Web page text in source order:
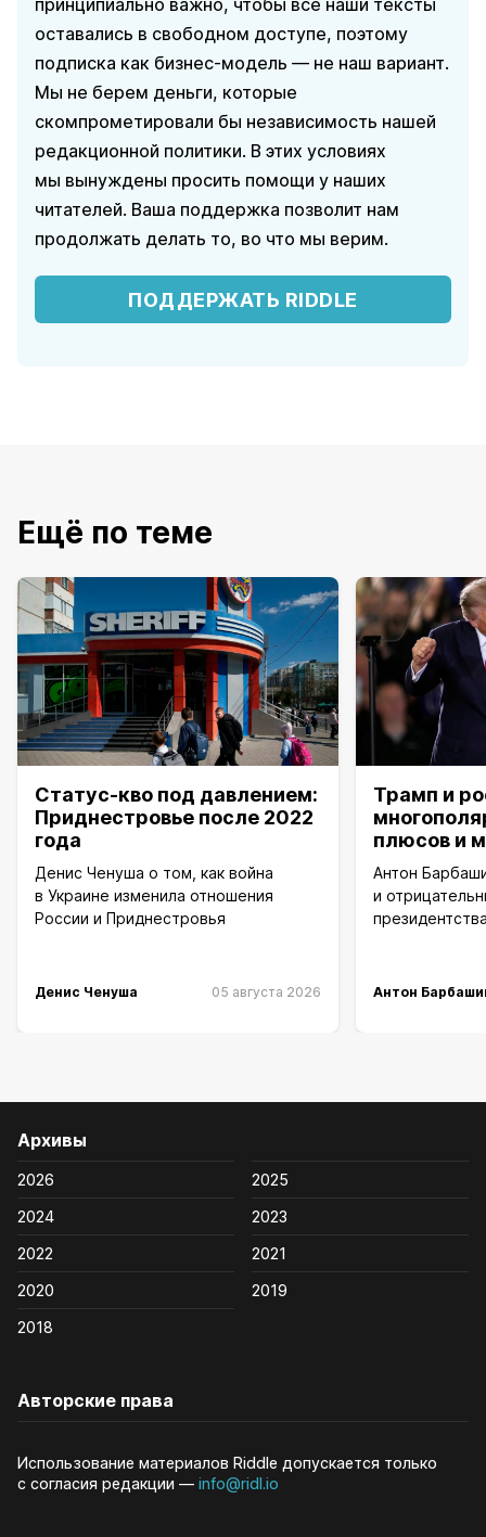
принципиально важно, чтобы все наши тексты
оставались в свободном доступе, поэтому
подписка как бизнес-модель — не наш вариант.
Мы не берем деньги, которые
скомпрометировали бы независимость нашей
редакционной политики. В этих условиях
мы вынуждены просить помощи у наших
читателей. Ваша поддержка позволит нам
продолжать делать то, во что мы верим.
ПОДДЕРЖАТЬ RIDDLE
Ещё по теме
Статус-кво под давлением:
Приднестровье после 2022
года
Денис Ченуша о том, как война
в Украине изменила отношения
России и Приднестровья
Денис Ченуша 05 августа 2026
Трамп и
плюсов и
Антон
и
Антон
Архивы
2026
2025
2024
2023
2022
2021
2020
2019
2018
Авторские права
Использование материалов Riddle допускается только
с согласия редакции — info@ridl.io